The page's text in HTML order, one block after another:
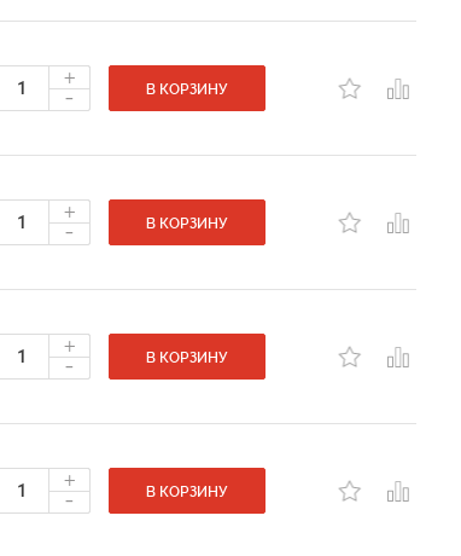
+
- В КОРЗИНУ
+
- В КОРЗИНУ
+
- В КОРЗИНУ
+
- В КОРЗИНУ